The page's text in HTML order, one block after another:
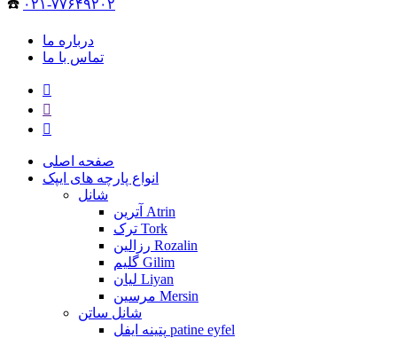
☎️ ۰۲۱-۷۷۶۴۹۲۰۲
درباره ما
تماس با ما
صفحه اصلی
انواع پارچه های ایپک
شانل
آترین Atrin
ترک Tork
رزالین Rozalin
گلیم Gilim
لیان Liyan
مرسین Mersin
شانل ساتن
پتینه ایفل patine eyfel